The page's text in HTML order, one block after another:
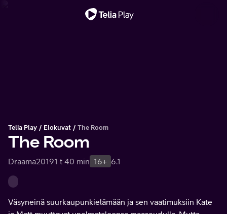
Telia Play Elokuvat The Room
The Room
Draama20191 t 40 min 16+ 6.1
Väsyneinä suurkaupunkielämään ja sen vaatimuksiin Kate